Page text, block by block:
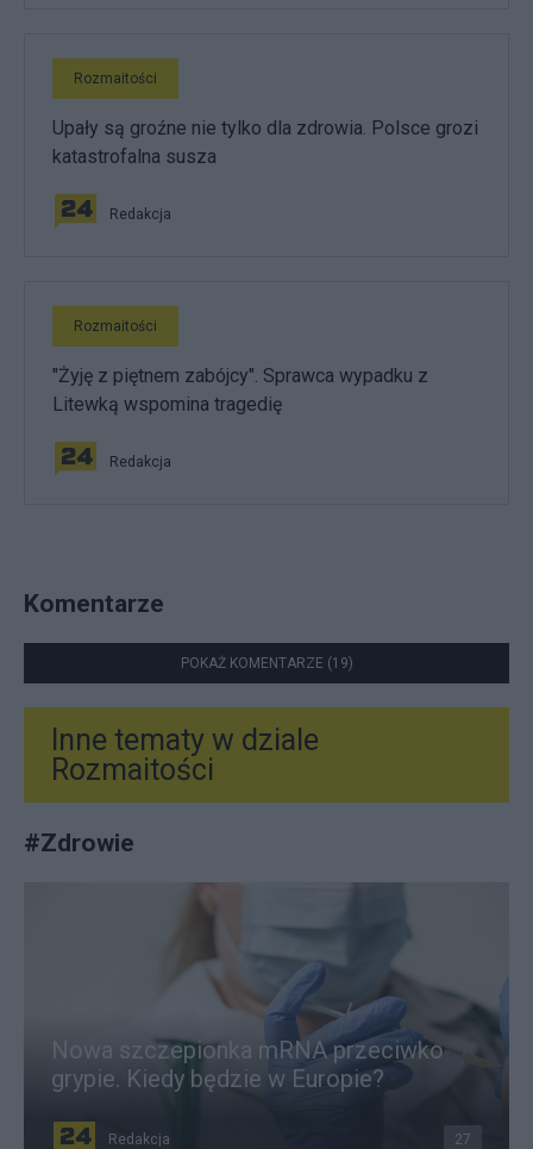
Rozmaitości
Upały są groźne nie tylko dla zdrowia. Polsce grozi
katastrofalna susza
Redakcja
Rozmaitości
"Żyję z piętnem zabójcy". Sprawca wypadku z
Litewką wspomina tragedię
Redakcja
Komentarze
POKAŻ KOMENTARZE (19)
Inne tematy w dziale
Rozmaitości
#Zdrowie
Nowa szczepionka mRNA przeciwko
grypie. Kiedy będzie w Europie?
Redakcja 27